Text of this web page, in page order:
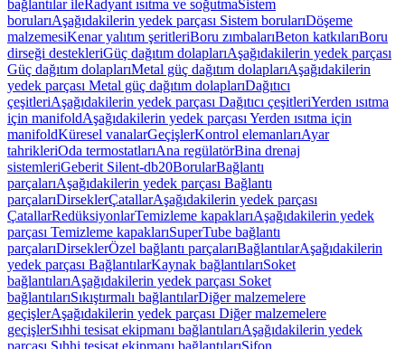
bağlantılar ileRadyant ısıtma ve soğutmaSistem
borularıAşağıdakilerin yedek parçası Sistem borularıDöşeme
malzemesiKenar yalıtım şeritleriBoru zımbalarıBeton katkılarıBoru
dirseği destekleriGüç dağıtım dolaplarıAşağıdakilerin yedek parçası
Güç dağıtım dolaplarıMetal güç dağıtım dolaplarıAşağıdakilerin
yedek parçası Metal güç dağıtım dolaplarıDağıtıcı
çeşitleriAşağıdakilerin yedek parçası Dağıtıcı çeşitleriYerden ısıtma
için manifoldAşağıdakilerin yedek parçası Yerden ısıtma için
manifoldKüresel vanalarGeçişlerKontrol elemanlarıAyar
tahrikleriOda termostatlarıAna regülatörBina drenaj
sistemleriGeberit Silent-db20BorularBağlantı
parçalarıAşağıdakilerin yedek parçası Bağlantı
parçalarıDirseklerÇatallarAşağıdakilerin yedek parçası
ÇatallarRedüksiyonlarTemizleme kapaklarıAşağıdakilerin yedek
parçası Temizleme kapaklarıSuperTube bağlantı
parçalarıDirseklerÖzel bağlantı parçalarıBağlantılarAşağıdakilerin
yedek parçası BağlantılarKaynak bağlantılarıSoket
bağlantılarıAşağıdakilerin yedek parçası Soket
bağlantılarıSıkıştırmalı bağlantılarDiğer malzemelere
geçişlerAşağıdakilerin yedek parçası Diğer malzemelere
geçişlerSıhhi tesisat ekipmanı bağlantılarıAşağıdakilerin yedek
parçası Sıhhi tesisat ekipmanı bağlantılarıSifon